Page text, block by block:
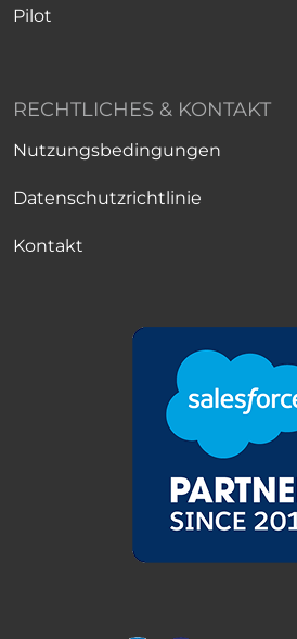
Pilot
RECHTLICHES & KONTAKT
Nutzungsbedingungen
Datenschutzrichtlinie
Kontakt